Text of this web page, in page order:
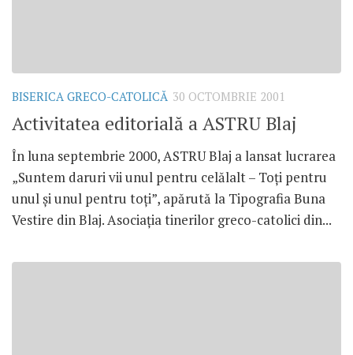
BISERICA GRECO-CATOLICĂ 30 OCTOMBRIE 2001
Activitatea editorială a ASTRU Blaj
În luna septembrie 2000, ASTRU Blaj a lansat lucrarea
„Suntem daruri vii unul pentru celălalt – Toţi pentru
unul şi unul pentru toţi”, apărută la Tipografia Buna
Vestire din Blaj. Asociaţia tinerilor greco-catolici din...